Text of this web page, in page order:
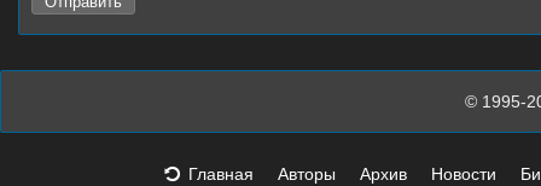
© 1995-
Главная Авторы Архив Новости